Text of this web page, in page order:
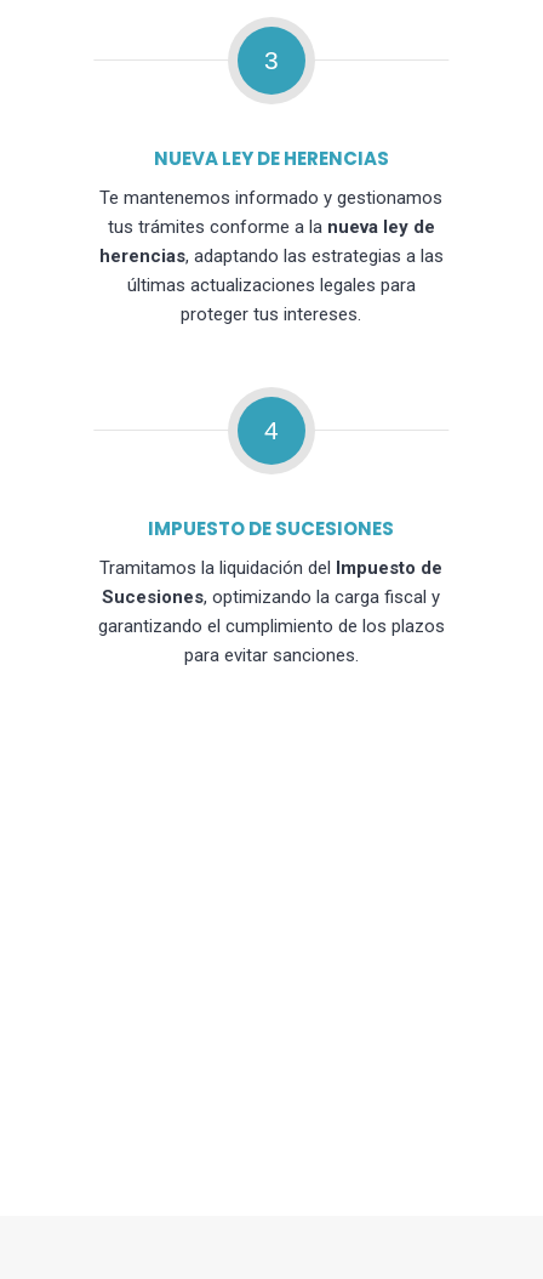
3
NUEVA LEY DE HERENCIAS
Te mantenemos informado y gestionamos
tus trámites conforme a la nueva ley de
herencias, adaptando las estrategias a las
últimas actualizaciones legales para
proteger tus intereses.
4
IMPUESTO DE SUCESIONES
Tramitamos la liquidación del Impuesto de
Sucesiones, optimizando la carga fiscal y
garantizando el cumplimiento de los plazos
para evitar sanciones.